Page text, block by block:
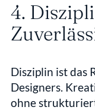
4.
Disziplin ist das
Designers.
ohne